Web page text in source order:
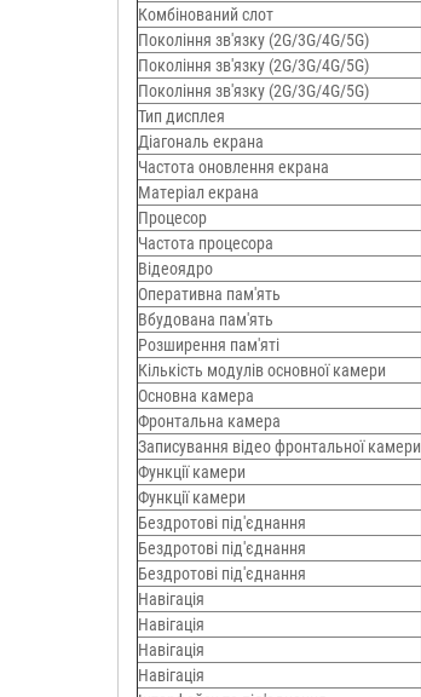
Комбінований слот
Покоління зв'язку (2G/3G/4G/5G)
Покоління зв'язку (2G/3G/4G/5G)
Покоління зв'язку (2G/3G/4G/5G)
Тип дисплея
Діагональ екрана
Частота оновлення екрана
Матеріал екрана
Процесор
Частота процесора
Відеоядро
Оперативна пам'ять
Вбудована пам'ять
Розширення пам'яті
Кількість модулів основної камери
Основна камера
Фронтальна камера
Записування відео фронтальної камери
Функції камери
Функції камери
Бездротові під'єднання
Бездротові під'єднання
Бездротові під'єднання
Навігація
Навігація
Навігація
Навігація